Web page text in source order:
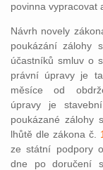
povinna vypracovat
Návrh novely
poukázání zálohy
účastníků smluv o
právní úpravy je
měsíce od
úpravy je
poukázané zálohy
lhůtě dle zákona č.
ze státní podpory
dne po doručení